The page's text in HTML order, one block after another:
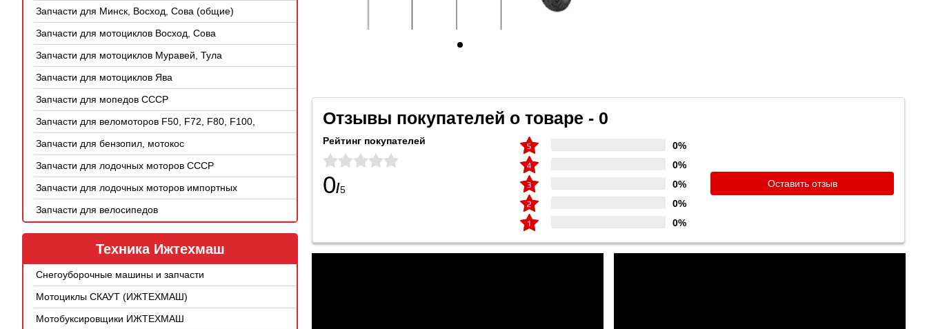
Запчасти для Минск, Восход, Сова (общие)
Запчасти для мотоциклов Восход, Сова
Запчасти для мотоциклов Муравей, Тула
Запчасти для мотоциклов Ява
Запчасти для мопедов СССР
Запчасти для веломоторов F50, F72, F80, F100,
4Т
Запчасти для бензопил, мотокос
Запчасти для лодочных моторов СССР
Запчасти для лодочных моторов импортных
Запчасти для велосипедов
Техника Ижтехмаш
Снегоуборочные машины и запчасти
Мотоциклы СКАУТ (ИЖТЕХМАШ)
Мотобуксировщики ИЖТЕХМАШ
Отзывы покупателей о товаре - 0
Рейтинг покупателей
0/5
0%
0%
0%
0%
0%
Оставить отзыв